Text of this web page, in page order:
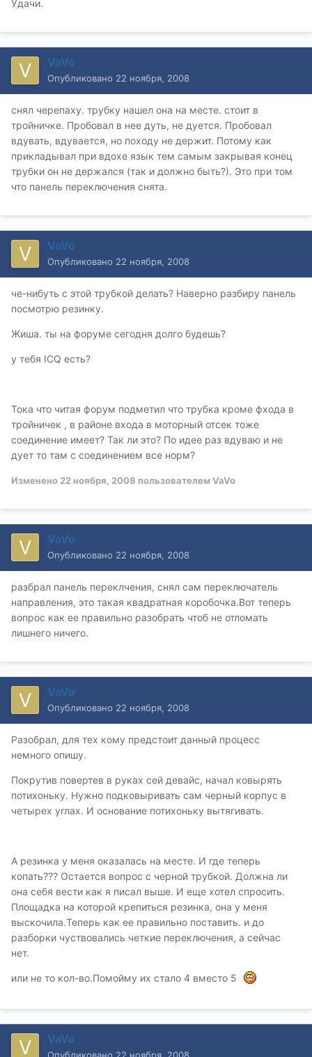
Удачи.
VaVo
Опубликовано 22 ноября, 2008
снял черепаху. трубку нашел она на месте. стоит в
тройничке. Пробовал в нее дуть, не дуется. Пробовал
вдувать, вдувается, но походу не держит. Потому как
прикладывал при вдохе язык тем самым закрывая конец
трубки он не держался (так и должно быть?). Это при том
что панель переключения снята.
VaVo
Опубликовано 22 ноября, 2008
че-нибуть с этой трубкой делать? Наверно разбиру панель
посмотрю резинку.
Жиша. ты на форуме сегодня долго будешь?
у тебя ICQ есть?
Тока что читая форум подметил что трубка кроме фхода в
тройничек , в районе входа в моторный отсек тоже
соединение имеет? Так ли это? По идее раз вдуваю и не
дует то там с соединением все норм?
Изменено 22 ноября, 2008 пользователем VaVo
VaVo
Опубликовано 22 ноября, 2008
разбрал панель переклчения, снял сам переключатель
направления, это такая квадратная коробочка.Вот теперь
вопрос как ее правильно разобрать чтоб не отломать
лишнего ничего.
VaVo
Опубликовано 22 ноября, 2008
Разобрал, для тех кому предстоит данный процесс
немного опишу.
Покрутив повертев в руках сей девайс, начал ковырять
потихоньку. Нужно подковыривать сам черный корпус в
четырех углах. И основание потихоньку вытягивать.
А резинка у меня оказалась на месте. И где теперь
копать??? Остается вопрос с черной трубкой. Должна ли
она себя вести как я писал выше. И еще хотел спросить.
Площадка на которой крепиться резинка, она у меня
выскочила.Теперь как ее правильно поставить. и до
разборки чуствовались четкие переключения, а сейчас
нет.
или не то кол-во.Помойму их стало 4 вместо 5
VaVo